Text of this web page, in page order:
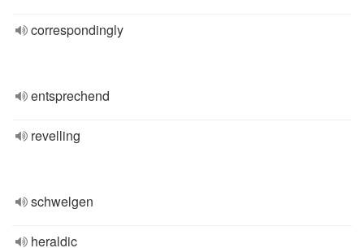
correspondingly
entsprechend
revelling
schwelgen
heraldic